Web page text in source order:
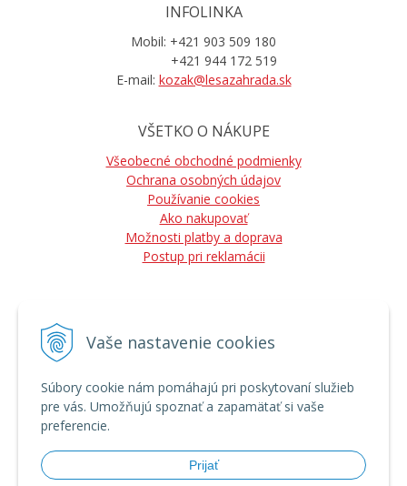
Vaše nastavenie cookies
Súbory cookie nám pomáhajú pri poskytovaní služieb
pre vás. Umožňujú spoznať a zapamätať si vaše
preferencie.
Prijať
INFOLINKA
Mobil: +421 903 509 180
+421 944 172 519
E-mail: kozak@lesazahrada.sk
VŠETKO O NÁKUPE
Všeobecné obchodné podmienky
Ochrana osobných údajov
Používanie cookies
Ako nakupovať
Možnosti platby a doprava
Postup pri reklamácii